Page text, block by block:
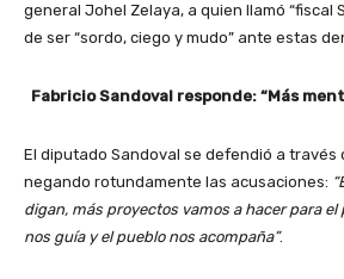
general Johel Zelaya, a quien llamó “fiscal
de ser “sordo, ciego y mudo” ante estas
Fabricio Sandoval responde: “Más
El diputado Sandoval se defendió a través
negando rotundamente las acusaciones:
digan, más proyectos vamos a hacer para el
nos guía y el pueblo nos acompaña”.